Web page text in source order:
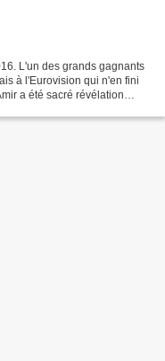
L'un des grands gagnants
à l'Eurovision qui n'en fini
a été sacré révélation